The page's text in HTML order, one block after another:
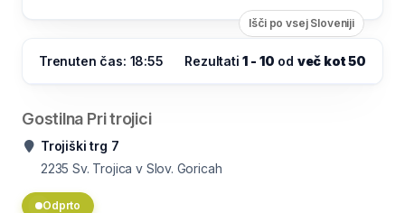
Išči po vsej Sloveniji
Trenuten čas: 18:55 Rezultati1 - 10 od več kot 50
Gostilna Pri trojici
Trojiški trg 7
2235 Sv. Trojica v Slov. Goricah
Odprto